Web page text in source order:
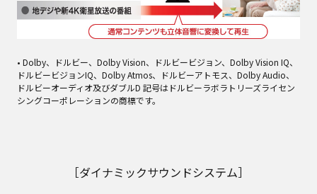
• Dolby、ドルビー、Dolby Vision、ドルビービジョン、Dolby Vision IQ、
ドルビービジョンIQ、Dolby Atmos、ドルビーアトモス、Dolby Audio、
ドルビーオーディオ及びダブルD 記号はドルビーラボラトリーズライセン
シングコーポレーションの商標です。
［ダイナミックサウンドシステム］